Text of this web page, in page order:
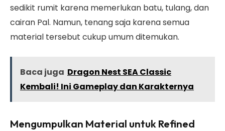
sedikit rumit karena memerlukan batu, tulang, dan
cairan Pal. Namun, tenang saja karena semua
material tersebut cukup umum ditemukan.
Baca juga Dragon Nest SEA Classic
Kembali! Ini Gameplay dan Karakternya
Mengumpulkan Material untuk Refined